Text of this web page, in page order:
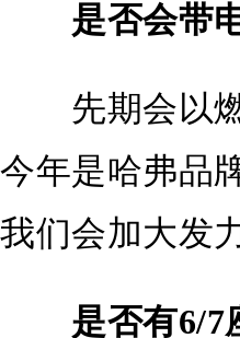
是否会带
先期会以燃
今年是哈弗品
我们会加大发
是否有6/7